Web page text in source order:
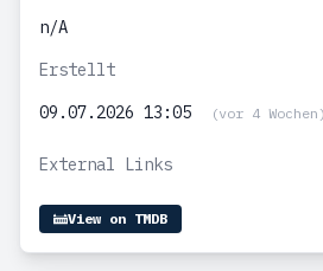
n/A
Erstellt
09.07.2026 13:05
(vor 4 Wochen)
External Links
View on TMDB